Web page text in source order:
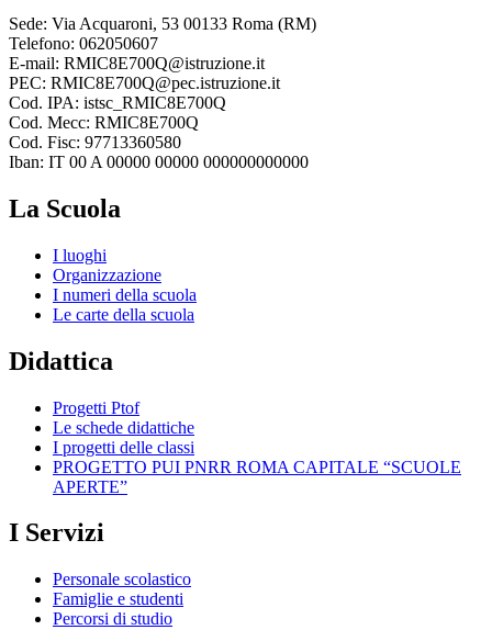
Sede: Via Acquaroni, 53 00133 Roma (RM)
Telefono: 062050607
E-mail: RMIC8E700Q@istruzione.it
PEC: RMIC8E700Q@pec.istruzione.it
Cod. IPA: istsc_RMIC8E700Q
Cod. Mecc: RMIC8E700Q
Cod. Fisc: 97713360580
Iban: IT 00 A 00000 00000 000000000000
La Scuola
I luoghi
Organizzazione
I numeri della scuola
Le carte della scuola
Didattica
Progetti Ptof
Le schede didattiche
I progetti delle classi
PROGETTO PUI PNRR ROMA CAPITALE “SCUOLE
APERTE”
I Servizi
Personale scolastico
Famiglie e studenti
Percorsi di studio